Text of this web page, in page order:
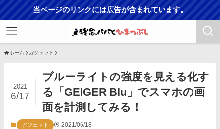
当ページのリンクには広告が含まれています。
ホーム ガジェット
ブルーライトの強度を見える化す
る「GEIGER Blu」でスマホの画
面を計測してみる！
2021
6/17
ガジェット 2021/06/18